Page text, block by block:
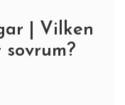
| Vilken